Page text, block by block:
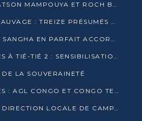
GOMA TSÉ-TSÉ : MATSON MAMPOUYA ET ROCH BREDIN BISSALA NKOUNKOU EN CAMPAGNE DE PROXIMITÉ
TRAFIC DE FAUNE SAUVAGE : TREIZE PRÉSUMÉS TRAFIQUANTS INTERPELLÉS AU CONGO EN 2025
LA LIKOUALA ET LA SANGHA EN PARFAIT ACCORD AVEC LE PROJET DE SOCIÉTÉ DU CANDIDAT DENIS SASSOU-N’GUESSO
DROITS DES FEMMES À TIÉ-TIÉ 2 : SENSIBILISATION ET PÉDAGOGIE SUR LE DROIT DE VOTE
LA SOUVERAINETÉ
DROITS DES FEMMES : AGL CONGO ET CONGO TERMINAL METTENT EN AVANT LE LEADERSHIP FÉMININ
GOMA TSÉ-TSÉ : LA DIRECTION LOCALE DE CAMPAGNE INTENSIFIE LA SENSIBILISATION DANS LES VILLAGES